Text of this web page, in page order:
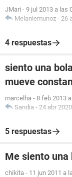
JMari - 9 jul 2013 a las
Melaniemunoz - 26
4 respuestas
siento una
mueve
marcelha - 8 feb 2013
Sandia - 24 abr
5 respuestas
Me siento
chikita - 11 jun 2011 a